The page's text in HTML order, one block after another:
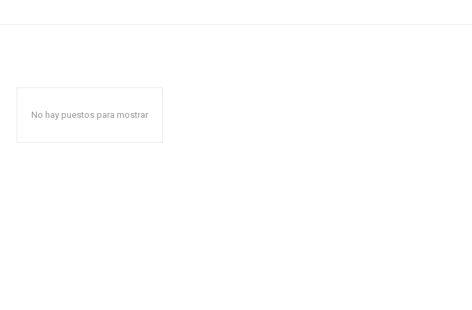
No hay puestos para mostrar